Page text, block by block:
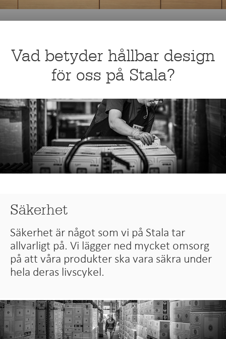
Vad betyder hållbar design
för oss på Stala?
Säkerhet
Säkerhet är något som vi på Stala tar
allvarligt på. Vi lägger ned mycket omsorg
på att våra produkter ska vara säkra under
hela deras livscykel.